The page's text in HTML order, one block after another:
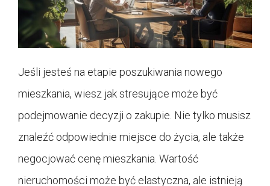
Jeśli jesteś na etapie poszukiwania nowego
mieszkania, wiesz jak stresujące może być
podejmowanie decyzji o zakupie. Nie tylko musisz
znaleźć odpowiednie miejsce do życia, ale także
negocjować cenę mieszkania. Wartość
nieruchomości może być elastyczna, ale istnieją